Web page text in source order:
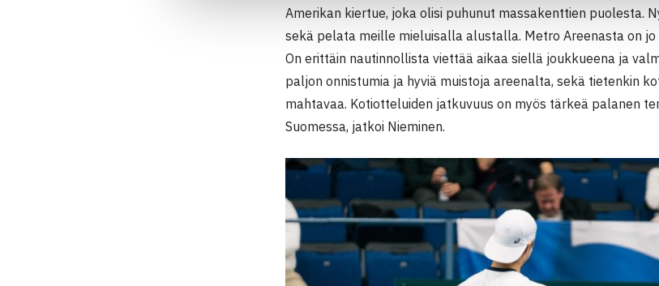
Amerikan kiertue, joka olisi puhunut massakenttien puolesta.
sekä pelata meille mieluisalla alustalla. Metro Areenasta on
On erittäin nautinnollista viettää aikaa siellä joukkueena ja
paljon onnistumia ja hyviä muistoja areenalta, sekä tietenkin
mahtavaa. Kotiotteluiden jatkuvuus on myös tärkeä palanen
Suomessa, jatkoi Nieminen.